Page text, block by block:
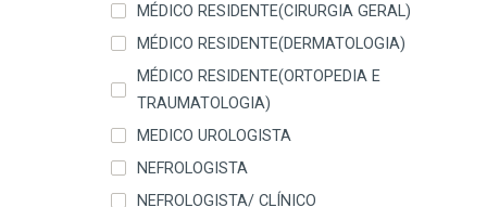
MÉDICO RESIDENTE(CIRURGIA GERAL)
MÉDICO RESIDENTE(DERMATOLOGIA)
MÉDICO RESIDENTE(ORTOPEDIA E
TRAUMATOLOGIA)
MEDICO UROLOGISTA
NEFROLOGISTA
NEFROLOGISTA/ CLÍNICO